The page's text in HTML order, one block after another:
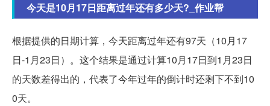
今天是10月17日距离过年还有多少天?_作业帮
根据提供的日期计算，今天距离过年还有97天（10月17
日-1月23日）。这个结果是通过计算10月17日到1月23日
的天数差得出的，代表了今年过年的倒计时还剩下不到10
0天。